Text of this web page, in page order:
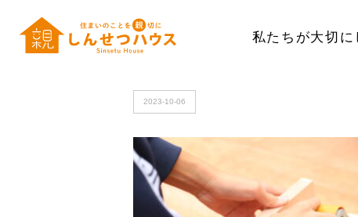
私たちが大切に
HOME >IMG_6046
2023-10-06